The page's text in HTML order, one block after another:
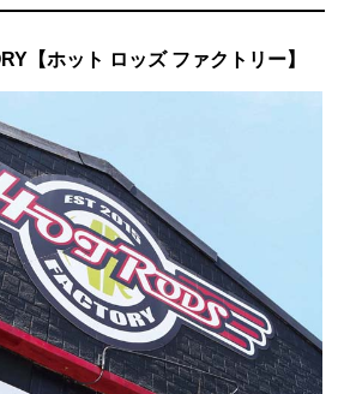
【ホット ロッズ ファクトリー】